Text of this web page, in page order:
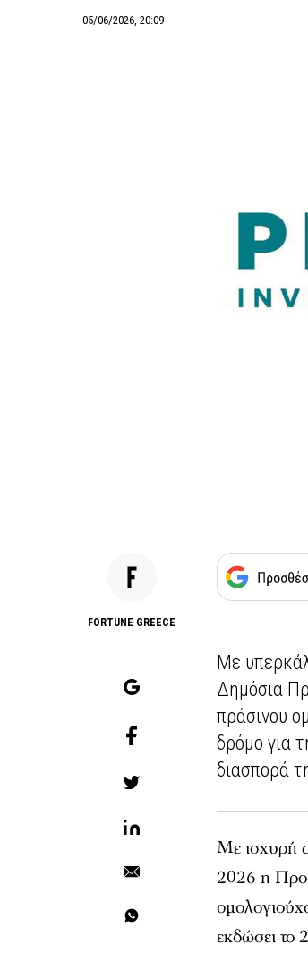
05/06/2026, 20:09
FORTUNE GREECE
Με
Δημόσια
πράσινου
δρόμο για
διασπορά
Με ισχυρή
2026 η
εκδώσει το